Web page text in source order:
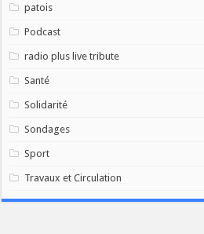
patois
Podcast
radio plus live tribute
Santé
Solidarité
Sondages
Sport
Travaux et Circulation